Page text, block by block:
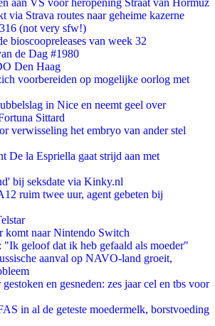
aan VS voor heropening Straat van Hormuz
via Strava routes naar geheime kazerne
(not very sfw!)
bioscoopreleases van week 32
de Dag #1980
Den Haag
voorbereiden op mogelijke oorlog met
in Nice en neemt geel over
Sittard
verwisseling het embryo van ander stel
De la Espriella gaat strijd aan met
bij seksdate via Kinky.nl
ruim twee uur, agent gebeten bij
komt naar Nintendo Switch
"Ik geloof dat ik heb gefaald als moeder"
aanval op NAVO-land groeit,
en gesneden: zes jaar cel en tbs voor
in al de geteste moedermelk, borstvoeding